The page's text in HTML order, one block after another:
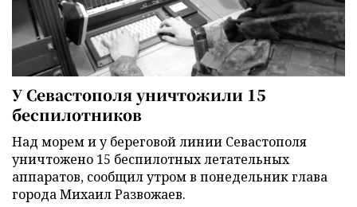
У Севастополя уничтожили 15
беспилотников
Над морем и у береговой линии Севастополя
уничтожено 15 беспилотных летательных
аппаратов, сообщил утром в понедельник глава
города Михаил Развожаев.